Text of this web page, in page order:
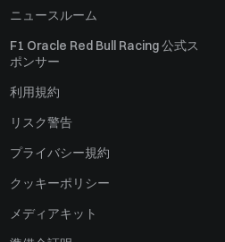
ニュースルーム
F1 Oracle Red Bull Racing 公式ス
ポンサー
利用規約
リスク警告
プライバシー規約
クッキーポリシー
メディアキット